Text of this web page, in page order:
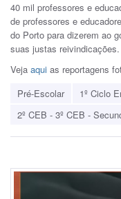
40 mil professores e
de professores e
do Porto para dizerem ao
suas justas reivindicações.
Veja aqui as reportagens
Pré-Escolar
1º Ciclo
2º CEB - 3º CEB -